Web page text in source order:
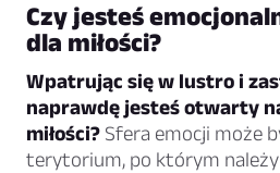
Czy jesteś
dla miłości?
Wpatrując się w lustro i
naprawdę jesteś otwarty
miłości? Sfera emocji może
terytorium, po którym należy